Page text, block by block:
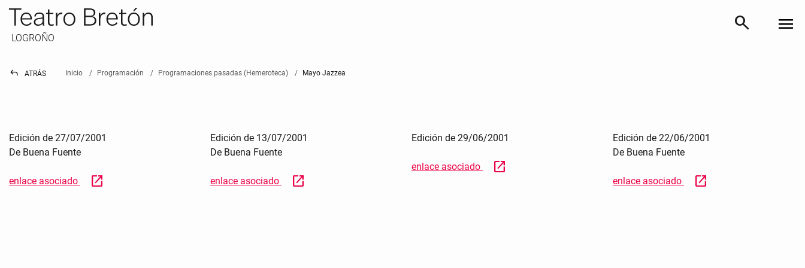
LOGROÑO
search menu
reply ATRÁS Inicio Programación Programaciones pasadas (Hemeroteca) Mayo Jazzea
Edición de 27/07/2001
De Buena Fuente
enlace asociado open_in_new
Edición de 13/07/2001
De Buena Fuente
enlace asociado open_in_new
Edición de 29/06/2001
enlace asociado open_in_new
Edición de 22/06/2001
De Buena Fuente
enlace asociado open_in_new